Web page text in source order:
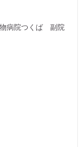
病院つくば 副院